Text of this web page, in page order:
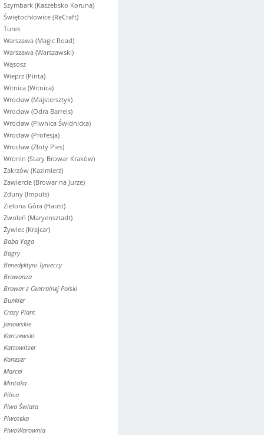
Szymbark (Kaszebsko Koruna)
Świętochłowice (ReCraft)
Turek
Warszawa (Magic Road)
Warszawa (Warszawski)
Wąsosz
Wieprz (Pinta)
Witnica (Witnica)
Wrocław (Majstersztyk)
Wrocław (Odra Barrels)
Wrocław (Piwnica Świdnicka)
Wrocław (Profesja)
Wrocław (Złoty Pies)
Wronin (Stary Browar Kraków)
Zakrzów (Kazimierz)
Zawiercie (Browar na Jurze)
Zduny (Impuls)
Zielona Góra (Haust)
Zwoleń (Maryensztadt)
Żywiec (Krajcar)
Baba Yaga
Bagry
Benedyktyni Tynieccy
Browanza
Browar z Centralnej Polski
Bunkier
Crazy Plant
Janowskie
Karczewski
Kattowitzer
Koneser
Marcel
Mintaka
Pilica
Piwa Świata
Piwoteka
PiwoWarownia